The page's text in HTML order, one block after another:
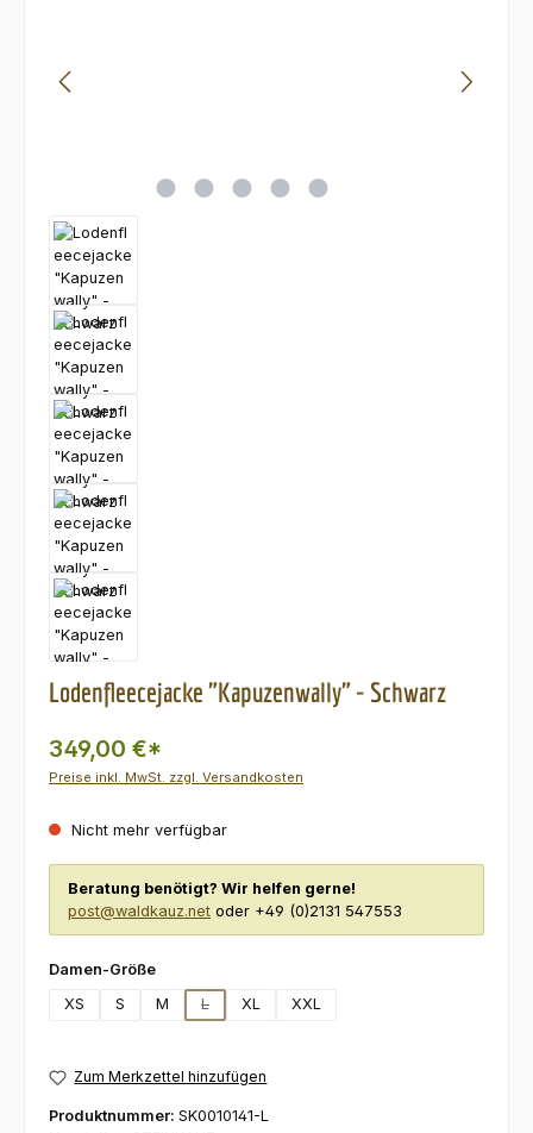
Lodenfleecejacke "Kapuzenwally" - Schwarz
349,00 €*
Preise inkl. MwSt. zzgl. Versandkosten
Nicht mehr verfügbar
Beratung benötigt? Wir helfen gerne!
post@waldkauz.net oder +49 (0)2131 547553
Damen-Größeauswählen
XS
S M L
(Diese Option ist zurzeit nicht verfügbar.)
XL XXL
Zum Merkzettel hinzufügen
Produktnummer: SK0010141-L